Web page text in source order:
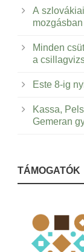
A
mozgásban
Minden
a
Este 8-ig
Kassa,
Gemeran
TÁMOGATÓK